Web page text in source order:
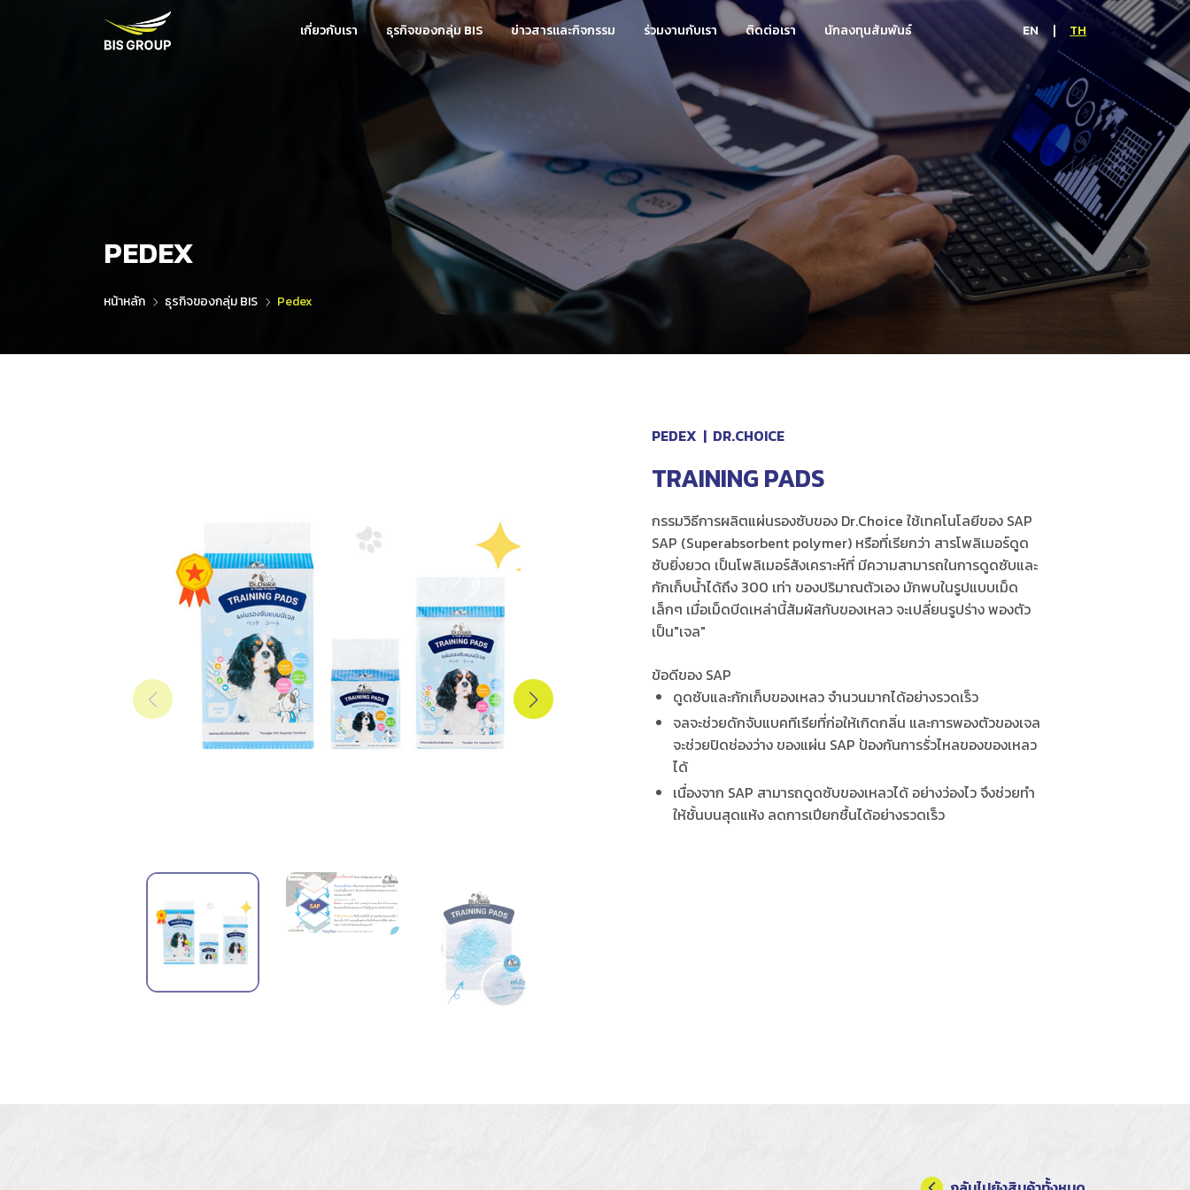
เกี่ยวกับเรา ธุรกิจของกลุ่ม BIS ข่าวสารและกิจกรรม ร่วมงานกับเรา ติดต่อเรา นักลงทุนสัมพันธ์ EN | TH
PEDEX
หน้าหลัก ธุรกิจของกลุ่ม BIS Pedex
PEDEX | DR.CHOICE
TRAINING PADS
กรรมวิธีการผลิตแผ่นรองซับของ Dr.Choice ใช้เทคโนโลยีของ SAP
SAP (Superabsorbent polymer) หรือที่เรียกว่า สารโพลิเมอร์ดูด
ซับยิ่งยวด เป็นโพลิเมอร์สังเคราะห์ที่ มีความสามารถในการดูดซับและ
กักเก็บน้ำได้ถึง 300 เท่า ของปริมาณตัวเอง มักพบในรูปแบบเม็ด
เล็กๆ เมื่อเม็ดบีดเหล่านี้สัมผัสกับของเหลว จะเปลี่ยนรูปร่าง พองตัว
เป็น"เจล"
ข้อดีของ SAP
ดูดซับและกักเก็บของเหลว จํานวนมากได้อย่างรวดเร็ว
จลจะช่วยดักจับแบคทีเรียที่ก่อให้เกิดกลิ่น และการพองตัวของเจล
จะช่วยปิดช่องว่าง ของแผ่น SAP ป้องกันการรั่วไหลของของเหลว
ได้
เนื่องจาก SAP สามารถดูดซับของเหลวได้ อย่างว่องไว จึงช่วยทํา
ให้ชั้นบนสุดแห้ง ลดการเปียกชื้นได้อย่างรวดเร็ว